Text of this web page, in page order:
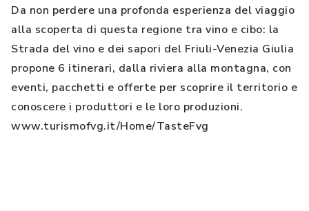
Da non perdere una profonda esperienza del viaggio
alla scoperta di questa regione tra vino e cibo: la
Strada del vino e dei sapori del Friuli-Venezia Giulia
propone 6 itinerari, dalla riviera alla montagna, con
eventi, pacchetti e offerte per scoprire il territorio e
conoscere i produttori e le loro produzioni.
www.turismofvg.it/Home/TasteFvg